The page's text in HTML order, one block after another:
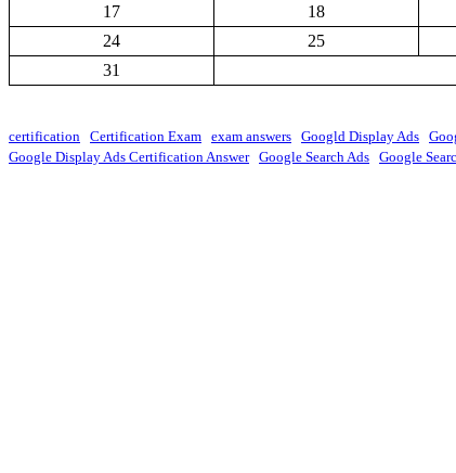
17
18
24
25
31
certification Certification Exam exam answers Googld Display Ads
Google Display Ads Certification Answer Google Search Ads Google